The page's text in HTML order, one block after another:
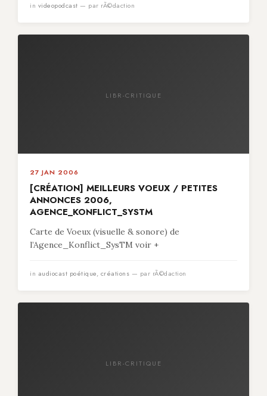
in videopodcast — par rÃ©daction
LIBR-CRITIQUE
27 JAN 2006
[CRÉATION] MEILLEURS VOEUX / PETITES
ANNONCES 2006,
AGENCE_KONFLICT_SYSTM
Carte de Voeux (visuelle & sonore) de
l’Agence_Konflict_SysTM voir +
in audiocast poétique, créations — par rÃ©daction
LIBR-CRITIQUE